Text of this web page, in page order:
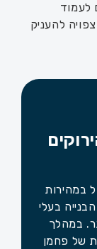
לעמוד
להעניק
במהירות
בעלי
במהלך
של פחמן